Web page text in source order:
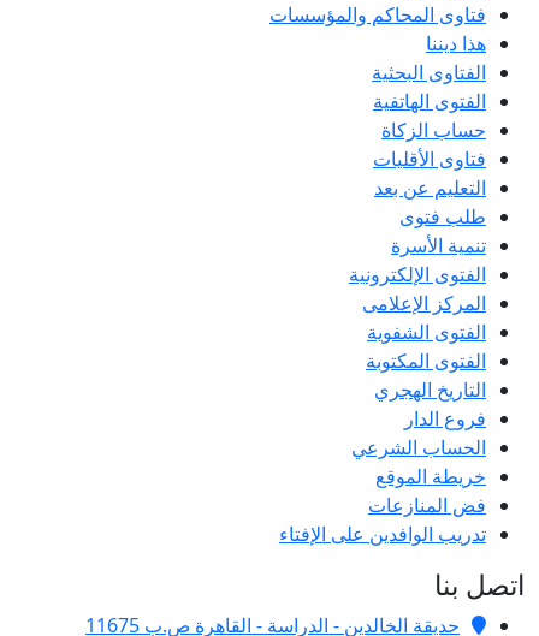
فتاوى المحاكم والمؤسسات
هذا ديننا
الفتاوى البحثية
الفتوى الهاتفية
حساب الزكاة
فتاوى الأقليات
التعليم عن بعد
طلب فتوى
تنمية الأسرة
الفتوى الإلكترونية
المركز الإعلامى
الفتوى الشفوية
الفتوى المكتوبة
التاريخ الهجري
فروع الدار
الحساب الشرعي
خريطة الموقع
فض المنازعات
تدريب الوافدين على الإفتاء
اتصل بنا
حديقة الخالدين - الدراسة - القاهرة ص.ب 11675